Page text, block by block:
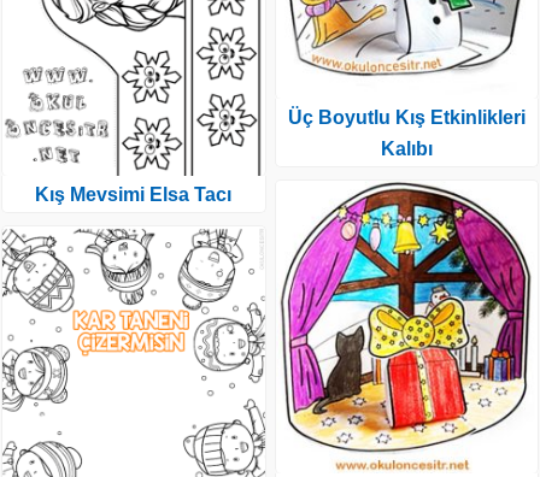
Kış Mevsimi Elsa Tacı
Üç Boyutlu Kış Etkinlikleri
Kalıbı